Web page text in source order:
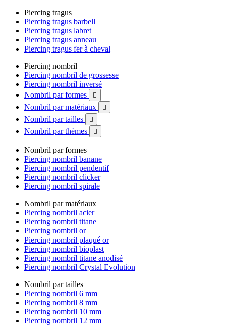
Piercing tragus
Piercing tragus barbell
Piercing tragus labret
Piercing tragus anneau
Piercing tragus fer à cheval
Piercing nombril
Piercing nombril de grossesse
Piercing nombril inversé
Nombril par formes

Nombril par matériaux 
Nombril par tailles 
Nombril par thèmes 
Nombril par formes
Piercing nombril banane
Piercing nombril pendentif
Piercing nombril clicker
Piercing nombril spirale
Nombril par matériaux
Piercing nombril acier
Piercing nombril titane
Piercing nombril or
Piercing nombril plaqué or
Piercing nombril bioplast
Piercing nombril titane anodisé
Piercing nombril Crystal Evolution
Nombril par tailles
Piercing nombril 6 mm
Piercing nombril 8 mm
Piercing nombril 10 mm
Piercing nombril 12 mm